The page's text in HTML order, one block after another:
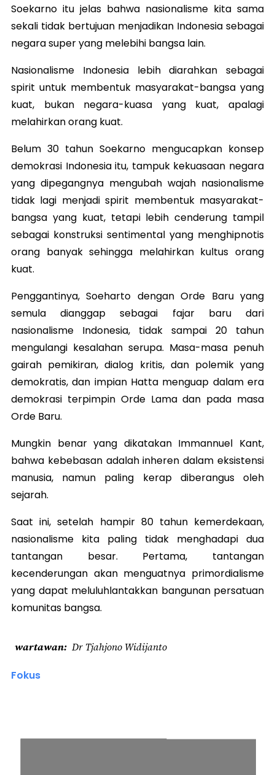
Soekarno itu jelas bahwa nasionalisme kita sama
sekali tidak bertujuan menjadikan Indonesia sebagai
negara super yang melebihi bangsa lain.
Nasionalisme Indonesia lebih diarahkan sebagai
spirit untuk membentuk masyarakat-bangsa yang
kuat, bukan negara-kuasa yang kuat, apalagi
melahirkan orang kuat.
Belum 30 tahun Soekarno mengucapkan konsep
demokrasi Indonesia itu, tampuk kekuasaan negara
yang dipegangnya mengubah wajah nasionalisme
tidak lagi menjadi spirit membentuk masyarakat-
bangsa yang kuat, tetapi lebih cenderung tampil
sebagai konstruksi sentimental yang menghipnotis
orang banyak sehingga melahirkan kultus orang
kuat.
Penggantinya, Soeharto dengan Orde Baru yang
semula dianggap sebagai fajar baru dari
nasionalisme Indonesia, tidak sampai 20 tahun
mengulangi kesalahan serupa. Masa-masa penuh
gairah pemikiran, dialog kritis, dan polemik yang
demokratis, dan impian Hatta menguap dalam era
demokrasi terpimpin Orde Lama dan pada masa
Orde Baru.
Mungkin benar yang dikatakan Immannuel Kant,
bahwa kebebasan adalah inheren dalam eksistensi
manusia, namun paling kerap diberangus oleh
sejarah.
Saat ini, se​​telah hampir 80 tahun kemerdekaan,
nasionalisme kita paling tidak menghadapi dua
tantangan besar. Pertama, tantangan
kecenderungan akan menguatnya primordialisme
yang dapat meluluhlantakkan bangunan persatuan
komunitas bangsa.
wartawan Dr Tjahjono Widijanto
Fokus